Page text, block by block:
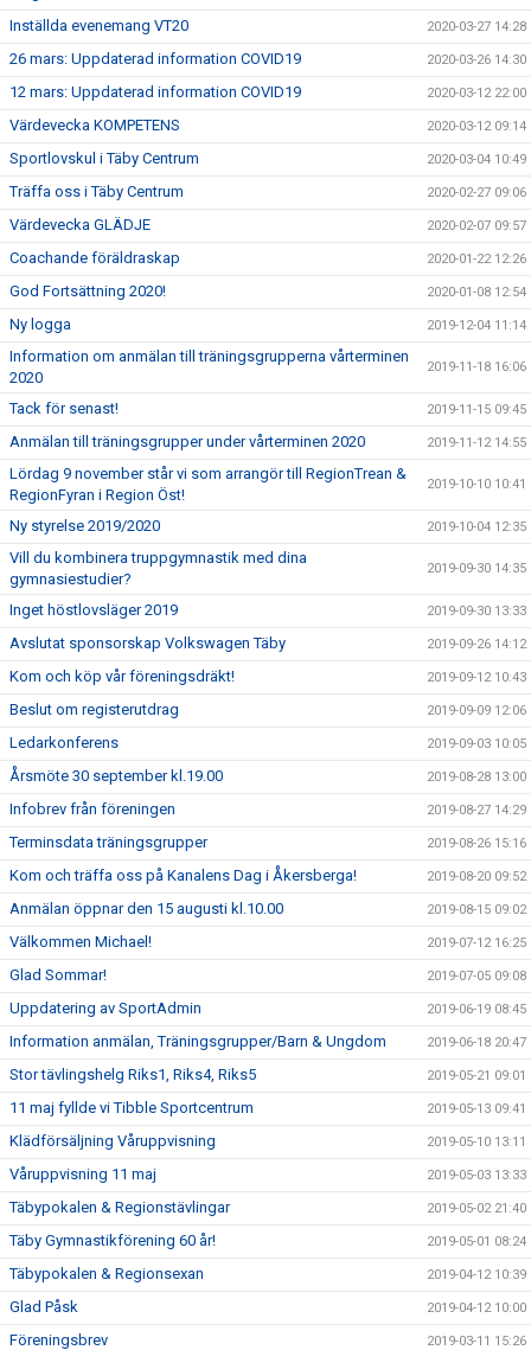
Inställda evenemang VT20 2020-03-27 14:28
26 mars: Uppdaterad information COVID19 2020-03-26 14:30
12 mars: Uppdaterad information COVID19 2020-03-12 22:00
Värdevecka KOMPETENS 2020-03-12 09:14
Sportlovskul i Täby Centrum 2020-03-04 10:49
Träffa oss i Täby Centrum 2020-02-27 09:06
Värdevecka GLÄDJE 2020-02-07 09:57
Coachande föräldraskap 2020-01-22 12:26
God Fortsättning 2020! 2020-01-08 12:54
Ny logga 2019-12-04 11:14
Information om anmälan till träningsgrupperna vårterminen
2020
2019-11-18 16:06
Tack för senast! 2019-11-15 09:45
Anmälan till träningsgrupper under vårterminen 2020 2019-11-12 14:55
Lördag 9 november står vi som arrangör till RegionTrean &
RegionFyran i Region Öst!
2019-10-10 10:41
Ny styrelse 2019/2020 2019-10-04 12:35
Vill du kombinera truppgymnastik med dina
gymnasiestudier?
2019-09-30 14:35
Inget höstlovsläger 2019 2019-09-30 13:33
Avslutat sponsorskap Volkswagen Täby 2019-09-26 14:12
Kom och köp vår föreningsdräkt! 2019-09-12 10:43
Beslut om registerutdrag 2019-09-09 12:06
Ledarkonferens 2019-09-03 10:05
Årsmöte 30 september kl.19.00 2019-08-28 13:00
Infobrev från föreningen 2019-08-27 14:29
Terminsdata träningsgrupper 2019-08-26 15:16
Kom och träffa oss på Kanalens Dag i Åkersberga! 2019-08-20 09:52
Anmälan öppnar den 15 augusti kl.10.00 2019-08-15 09:02
Välkommen Michael! 2019-07-12 16:25
Glad Sommar! 2019-07-05 09:08
Uppdatering av SportAdmin 2019-06-19 08:45
Information anmälan, Träningsgrupper/Barn & Ungdom 2019-06-18 20:47
Stor tävlingshelg Riks1, Riks4, Riks5 2019-05-21 09:01
11 maj fyllde vi Tibble Sportcentrum 2019-05-13 09:41
Klädförsäljning Våruppvisning 2019-05-10 13:11
Våruppvisning 11 maj 2019-05-03 13:33
Täbypokalen & Regionstävlingar 2019-05-02 21:40
Täby Gymnastikförening 60 år! 2019-05-01 08:24
Täbypokalen & Regionsexan 2019-04-12 10:39
Glad Påsk 2019-04-12 10:00
Föreningsbrev 2019-03-11 15:26